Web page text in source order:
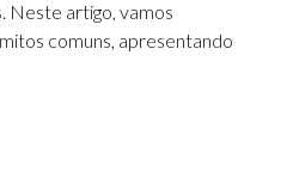
Neste artigo, vamos
comuns, apresentando